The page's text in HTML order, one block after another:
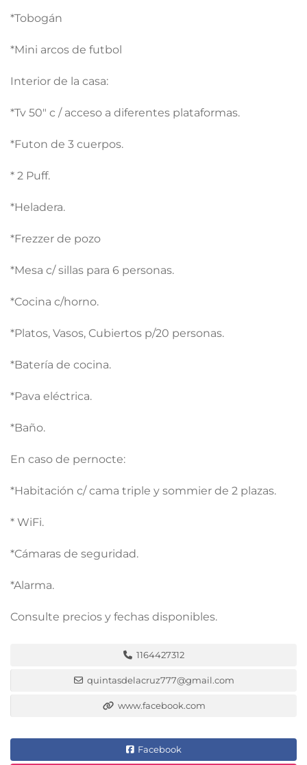
*Tobogán
*Mini arcos de futbol
Interior de la casa:
*Tv 50″ c / acceso a diferentes plataformas.
*Futon de 3 cuerpos.
* 2 Puff.
*Heladera.
*Frezzer de pozo
*Mesa c/ sillas para 6 personas.
*Cocina c/horno.
*Platos, Vasos, Cubiertos p/20 personas.
*Batería de cocina.
*Pava eléctrica.
*Baño.
En caso de pernocte:
*Habitación c/ cama triple y sommier de 2 plazas.
* WiFi.
*Cámaras de seguridad.
*Alarma.
Consulte precios y fechas disponibles.
1164427312
quintasdelacruz777@gmail.com
www.facebook.com
Facebook